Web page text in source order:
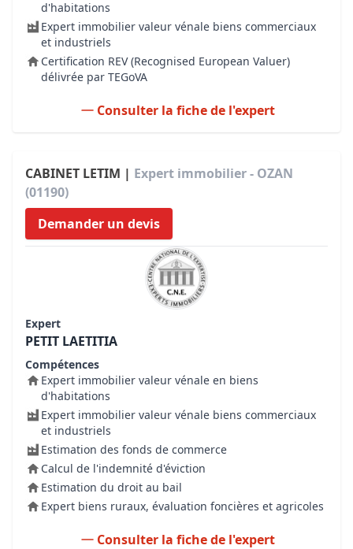
d'habitations
Expert immobilier valeur vénale biens commerciaux
et industriels
Certification REV (Recognised European Valuer)
délivrée par TEGoVA
Consulter la fiche de l'expert
CABINET LETIM | Expert immobilier - OZAN
(01190)
Demander un devis
Expert
PETIT LAETITIA
Compétences
Expert immobilier valeur vénale en biens
d'habitations
Expert immobilier valeur vénale biens commerciaux
et industriels
Estimation des fonds de commerce
Calcul de l'indemnité d'éviction
Estimation du droit au bail
Expert biens ruraux, évaluation foncières et agricoles
Consulter la fiche de l'expert